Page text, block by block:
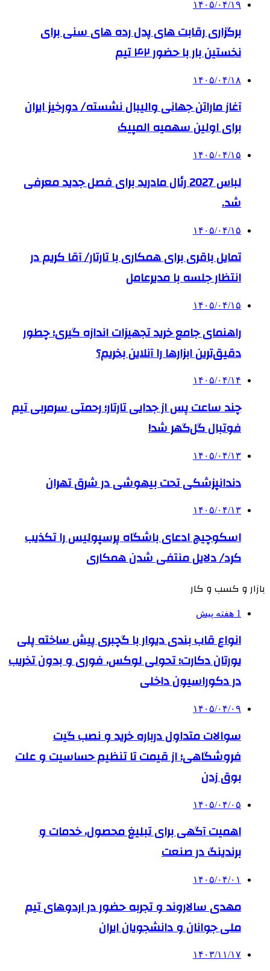
۱۴۰۵/۰۴/۱۹
برگزاری رقابت های پدل رده های سنی برای
نخستین بار با حضور ۴۲ تیم
۱۴۰۵/۰۴/۱۸
آغاز ماراتن جهانی والیبال نشسته/ دورخیز ایران
برای اولین سهمیه المپیک
۱۴۰۵/۰۴/۱۵
لباس 2027 رئال مادرید برای فصل جدید معرفی
شد.
۱۴۰۵/۰۴/۱۵
تمایل باقری برای همکاری با تارتار/ آقا کریم در
انتظار جلسه با مدیرعامل
۱۴۰۵/۰۴/۱۵
راهنمای جامع خرید تجهیزات اندازه گیری؛ چطور
دقیق‌ترین ابزارها را آنلاین بخریم؟
۱۴۰۵/۰۴/۱۴
چند ساعت پس از جدایی تارتار؛ رحمتی سرمربی تیم
فوتبال گل‌گهر شد!
۱۴۰۵/۰۴/۱۳
دندانپزشکی تحت بیهوشی در شرق تهران
۱۴۰۵/۰۴/۱۳
اسکوچیچ ادعای باشگاه پرسپولیس را تکذیب
کرد/ دلایل منتفی شدن همکاری
بازار و کسب و کار
1 هفته پیش
انواع قاب بندی دیوار با گچبری پیش ساخته پلی
یورتان دکارت؛ تحولی لوکس، فوری و بدون تخریب
در دکوراسیون داخلی
۱۴۰۵/۰۴/۰۹
سوالات متداول درباره خرید و نصب گیت
فروشگاهی؛ از قیمت تا تنظیم حساسیت و علت
بوق زدن
۱۴۰۵/۰۴/۰۵
اهمیت آگهی برای تبلیغ محصول، خدمات و
برندینگ در صنعت
۱۴۰۵/۰۴/۰۱
مهدی سالاروند و تجربه حضور در اردوهای تیم
ملی جوانان و دانشجویان ایران
۱۴۰۳/۱۱/۱۷